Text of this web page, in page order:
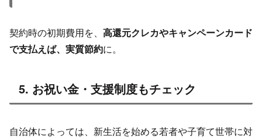
契約時の初期費用を、 高還元クレカやキャンペーンカード
で支払えば、実質節約に。
5. お祝い金・支援制度もチェック
自治体によっては、新生活を始める若者や子育て世帯に対